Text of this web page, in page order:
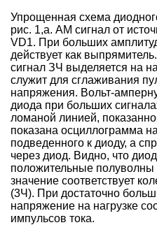
Упрощенная схема
рис. 1,а. AM сигнал от
VD1. При больших
действует как
сигнал ЗЧ выделяется на
служит для сглаживания
напряжения. Вольт-
диода при больших
ломаной линией,
показана осциллограмма
подведенного к диоду, а
через диод. Видно, что
положительные полуволны
значение соответствует
(3Ч). При достаточно
напряжение на нагрузке
импульсов тока.